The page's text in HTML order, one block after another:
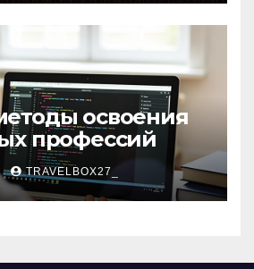
освоения
профессий
TRAVELBOX27_